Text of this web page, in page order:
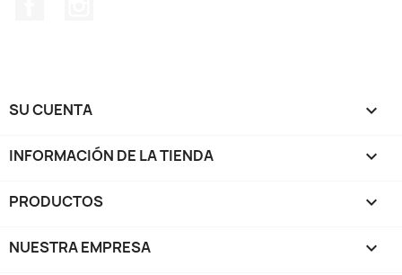
SU CUENTA 
INFORMACIÓN DE LA TIENDA keyboard_arrow_down
PRODUCTOS 
NUESTRA EMPRESA 